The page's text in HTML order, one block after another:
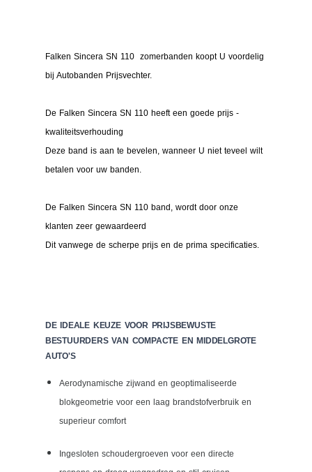
Falken Sincera SN 110 zomerbanden koopt U voordelig
bij Autobanden Prijsvechter.
De Falken Sincera SN 110 heeft een goede prijs -
kwaliteitsverhouding
Deze band is aan te bevelen, wanneer U niet teveel wilt
betalen voor uw banden.
De Falken Sincera SN 110 band, wordt door onze
klanten zeer gewaardeerd
Dit vanwege de scherpe prijs en de prima specificaties.
DE IDEALE KEUZE VOOR PRIJSBEWUSTE
BESTUURDERS VAN COMPACTE EN MIDDELGROTE
AUTO'S
Aerodynamische zijwand en geoptimaliseerde
blokgeometrie voor een laag brandstofverbruik en
superieur comfort
Ingesloten schoudergroeven voor een directe